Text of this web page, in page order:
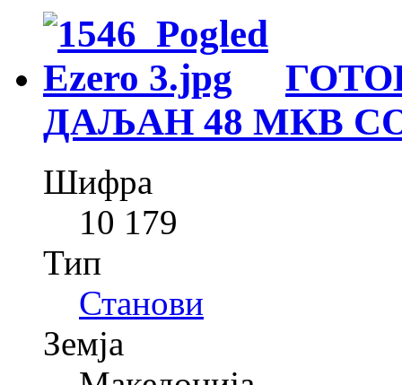
ДАЉАН 48 МКВ
Шифра
10 179
Тип
Станови
Земја